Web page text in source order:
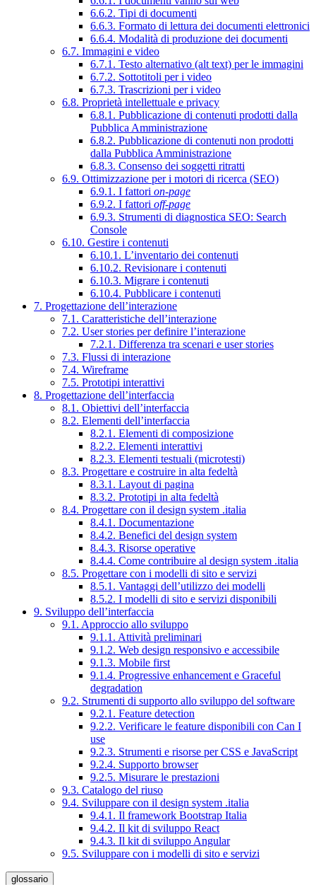
6.6.2. Tipi di documenti
6.6.3. Formato di lettura dei documenti elettronici
6.6.4. Modalità di produzione dei documenti
6.7. Immagini e video
6.7.1. Testo alternativo (alt text) per le immagini
6.7.2. Sottotitoli per i video
6.7.3. Trascrizioni per i video
6.8. Proprietà intellettuale e privacy
6.8.1. Pubblicazione di contenuti prodotti dalla
Pubblica Amministrazione
6.8.2. Pubblicazione di contenuti non prodotti
dalla Pubblica Amministrazione
6.8.3. Consenso dei soggetti ritratti
6.9. Ottimizzazione per i motori di ricerca (SEO)
6.9.1. I fattori on-page
6.9.2. I fattori off-page
6.9.3. Strumenti di diagnostica SEO: Search
Console
6.10. Gestire i contenuti
6.10.1. L’inventario dei contenuti
6.10.2. Revisionare i contenuti
6.10.3. Migrare i contenuti
6.10.4. Pubblicare i contenuti
7. Progettazione dell’interazione
7.1. Caratteristiche dell’interazione
7.2. User stories per definire l’interazione
7.2.1. Differenza tra scenari e user stories
7.3. Flussi di interazione
7.4. Wireframe
7.5. Prototipi interattivi
8. Progettazione dell’interfaccia
8.1. Obiettivi dell’interfaccia
8.2. Elementi dell’interfaccia
8.2.1. Elementi di composizione
8.2.2. Elementi interattivi
8.2.3. Elementi testuali (microtesti)
8.3. Progettare e costruire in alta fedeltà
8.3.1. Layout di pagina
8.3.2. Prototipi in alta fedeltà
8.4. Progettare con il design system .italia
8.4.1. Documentazione
8.4.2. Benefici del design system
8.4.3. Risorse operative
8.4.4. Come contribuire al design system .italia
8.5. Progettare con i modelli di sito e servizi
8.5.1. Vantaggi dell’utilizzo dei modelli
8.5.2. I modelli di sito e servizi disponibili
9. Sviluppo dell’interfaccia
9.1. Approccio allo sviluppo
9.1.1. Attività preliminari
9.1.2. Web design responsivo e accessibile
9.1.3. Mobile first
9.1.4. Progressive enhancement e Graceful
degradation
9.2. Strumenti di supporto allo sviluppo del software
9.2.1. Feature detection
9.2.2. Verificare le feature disponibili con Can I
use
9.2.3. Strumenti e risorse per CSS e JavaScript
9.2.4. Supporto browser
9.2.5. Misurare le prestazioni
9.3. Catalogo del riuso
9.4. Sviluppare con il design system .italia
9.4.1. Il framework Bootstrap Italia
9.4.2. Il kit di sviluppo React
9.4.3. Il kit di sviluppo Angular
9.5. Sviluppare con i modelli di sito e servizi
glossario